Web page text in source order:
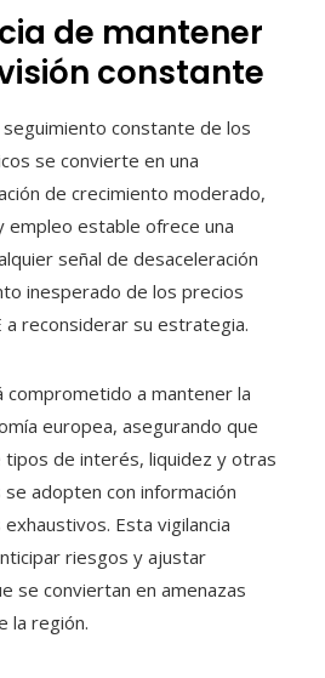
de mantener
constante
constante de los
se convierte en una
de crecimiento moderado,
empleo estable ofrece una
señal de desaceleración
inesperado de los precios
a reconsiderar su estrategia.
comprometido a mantener la
europea, asegurando que
tipos de interés, liquidez y otras
adopten con información
Esta vigilancia
riesgos y ajustar
se conviertan en amenazas
la región.